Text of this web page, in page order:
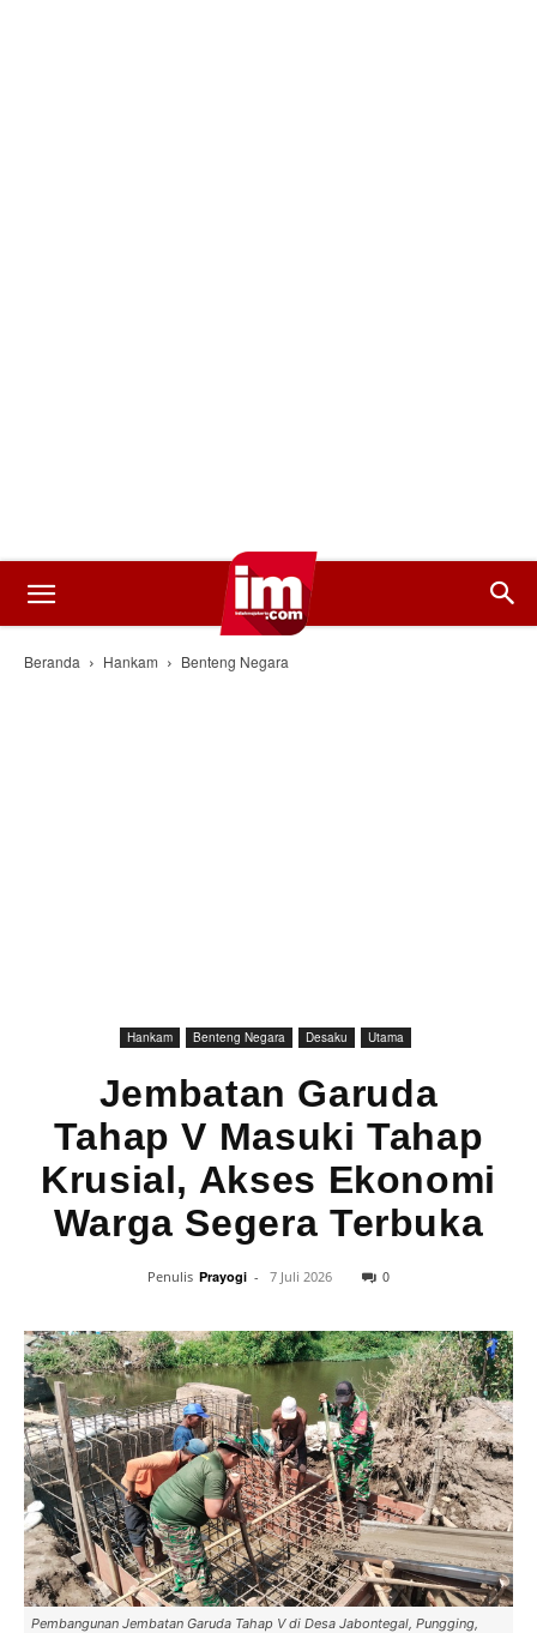
Beranda Hankam Benteng Negara
Hankam Benteng Negara Desaku Utama
Jembatan Garuda
Tahap V Masuki Tahap
Krusial, Akses Ekonomi
Warga Segera Terbuka
Penulis Prayogi - 7 Juli 2026 0
Pembangunan Jembatan Garuda Tahap V di Desa Jabontegal, Pungging,